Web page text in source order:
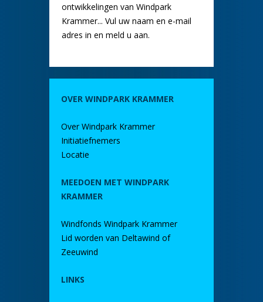
ontwikkelingen van Windpark
Krammer... Vul uw naam en e-mail
adres in en meld u aan.
OVER WINDPARK KRAMMER
Over Windpark Krammer
Initiatiefnemers
Locatie
MEEDOEN MET WINDPARK
KRAMMER
Windfonds Windpark Krammer
Lid worden van Deltawind of
Zeeuwind
LINKS